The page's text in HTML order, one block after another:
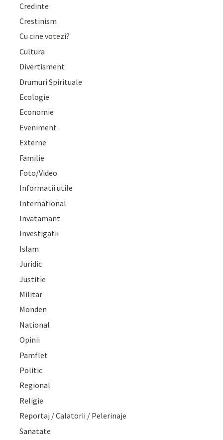
Credinte
Crestinism
Cu cine votezi?
Cultura
Divertisment
Drumuri Spirituale
Ecologie
Economie
Eveniment
Externe
Familie
Foto/Video
Informatii utile
International
Invatamant
Investigatii
Islam
Juridic
Justitie
Militar
Monden
National
Opinii
Pamflet
Politic
Regional
Religie
Reportaj / Calatorii / Pelerinaje
Sanatate